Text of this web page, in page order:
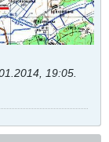
19:05.